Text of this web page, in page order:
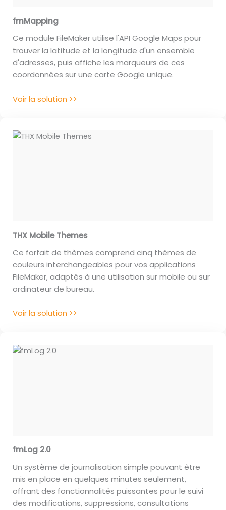
fmMapping
Ce module FileMaker utilise l'API Google Maps pour
trouver la latitude et la longitude d'un ensemble
d'adresses, puis affiche les marqueurs de ces
coordonnées sur une carte Google unique.
Voir la solution >>
THX Mobile Themes
Ce forfait de thèmes comprend cinq thèmes de
couleurs interchangeables pour vos applications
FileMaker, adaptés à une utilisation sur mobile ou sur
ordinateur de bureau.
Voir la solution >>
fmLog 2.0
Un système de journalisation simple pouvant être
mis en place en quelques minutes seulement,
offrant des fonctionnalités puissantes pour le suivi
des modifications, suppressions, consultations